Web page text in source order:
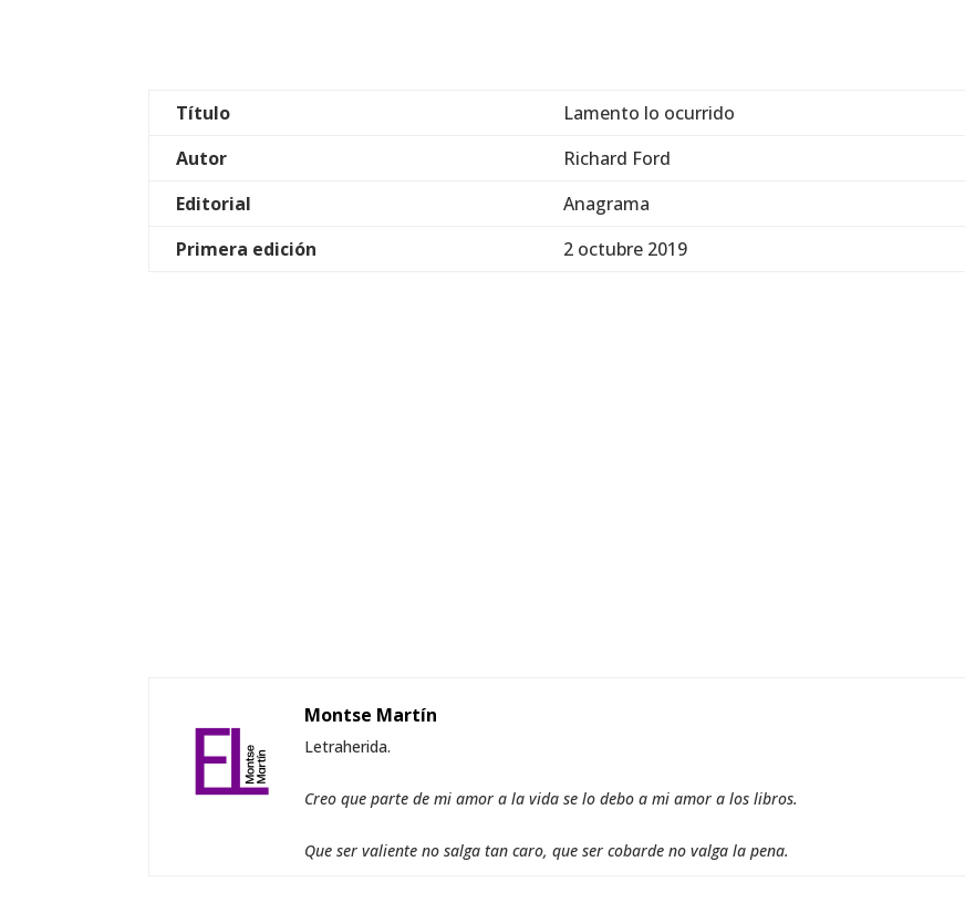
Título
Lamento lo ocurrido
Autor
Richard Ford
Editorial
Anagrama
Primera edición
2 octubre 2019
Montse Martín
Letraherida.
Creo que parte de mi amor a la vida se lo debo a mi amor a los libros.
Que ser valiente no salga tan caro, que ser cobarde no valga la pena.